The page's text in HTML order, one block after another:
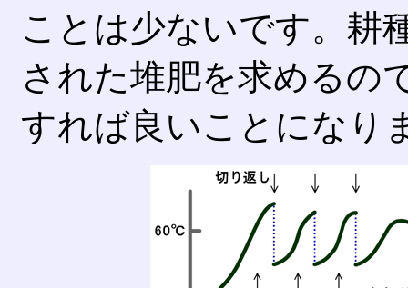
ことは少ないです。耕
された堆肥を求めるの
すれば良いことになり